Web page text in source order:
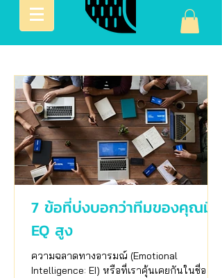
7 ข้อที่บ่งบอกว่าทีมของคุณมี
EQ สูง
ความฉลาดทางอารมณ์ (Emotional
Intelligence: EI) หรือที่เราคุ้นเคยกันในชื่อ EQ